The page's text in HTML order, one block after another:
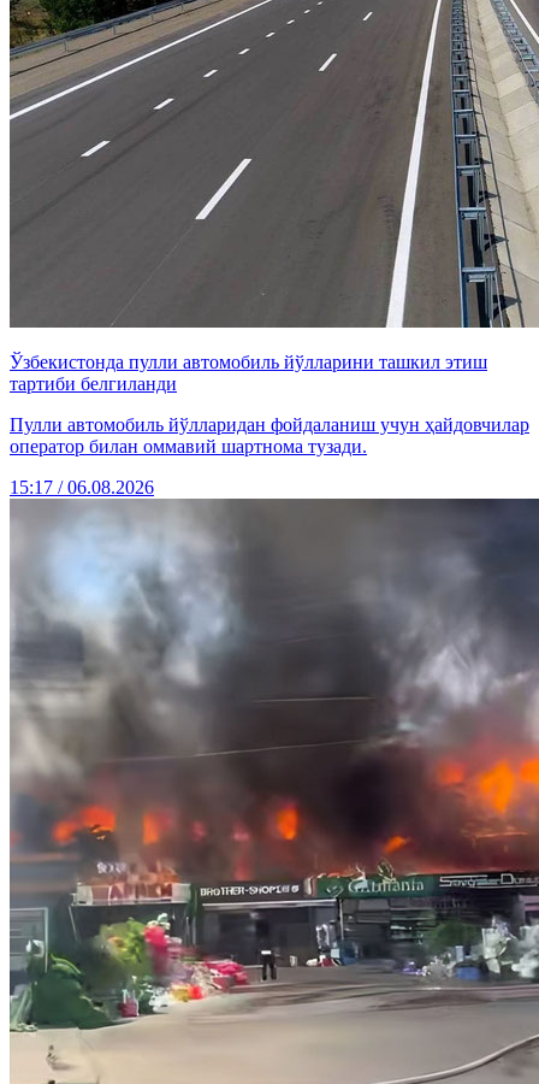
Ўзбекистонда пулли автомобиль йўлларини ташкил этиш
тартиби белгиланди
Пулли автомобиль йўлларидан фойдаланиш учун ҳайдовчилар
оператор билан оммавий шартнома тузади.
15:17 / 06.08.2026